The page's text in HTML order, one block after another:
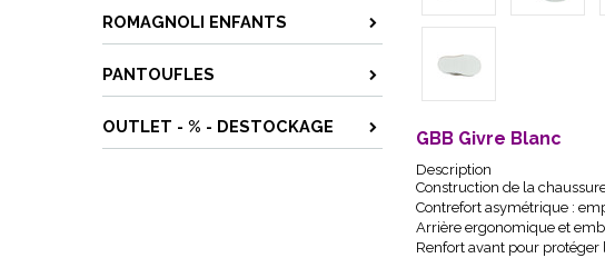
ROMAGNOLI ENFANTS
PANTOUFLES
OUTLET - % - DESTOCKAGE
GBB Givre Blanc
Description
Construction de la
Contrefort asymétrique :
Arrière ergonomique et
Renfort avant pour protéger